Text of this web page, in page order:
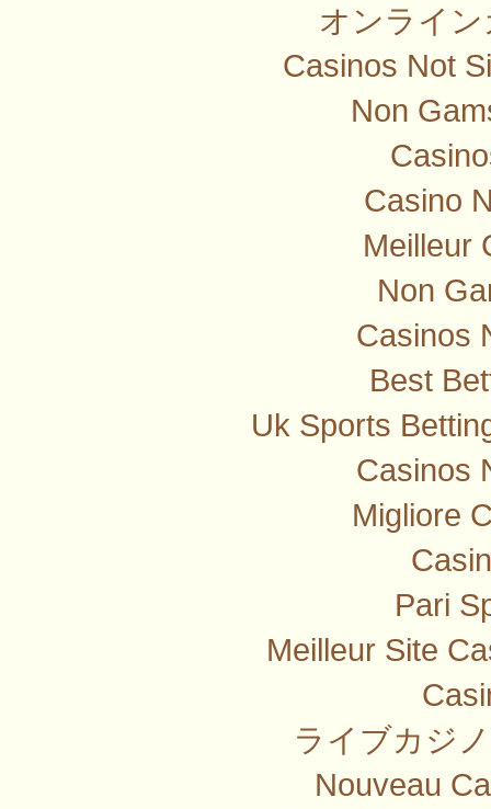
オンライ
Casinos Not
Non
Casino
Meilleur
Non
Casinos
Best
Uk Sports
Casinos
Migliore
Pari
Meilleur Site
ライブカジ
Nouveau